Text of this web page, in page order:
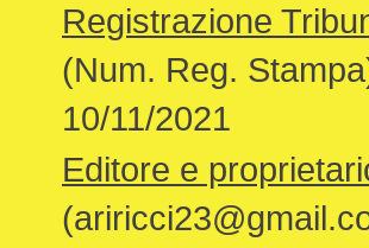
Registrazione
(Num. Reg.
10/11/2021
Editore e